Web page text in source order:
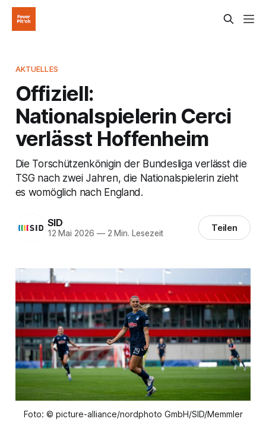
AKTUELLES
Offiziell:
Nationalspielerin Cerci
verlässt Hoffenheim
Die Torschützenkönigin der Bundesliga verlässt die
TSG nach zwei Jahren, die Nationalspielerin zieht
es womöglich nach England.
SID
12 Mai 2026 —2 Min. Lesezeit Teilen
Foto: © picture-alliance/nordphoto GmbH/SID/Memmler